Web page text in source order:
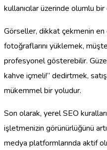
kullanıcılar üzerinde olumlu bir
Görseller, dikkat çekmenin
fotoğraflarını yüklemek,
profesyonel gösterebilir.
kahve içmeli!” dedirtmek,
mükemmel bir yoludur.
Son olarak, yerel SEO
işletmenizin görünürlüğünü
medya platformlarında aktif